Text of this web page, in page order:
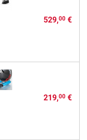
529,00€
219,00€